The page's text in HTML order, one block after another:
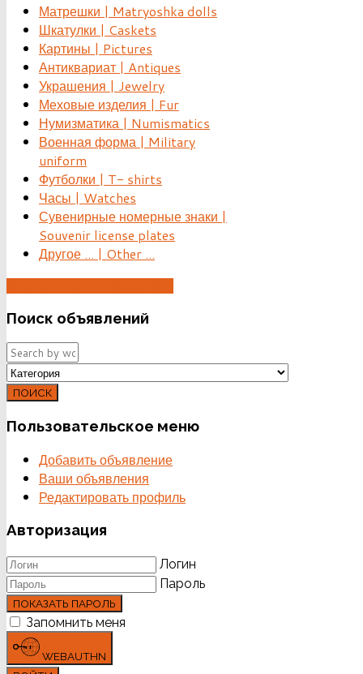
Матрешки | Matryoshka dolls
Шкатулки | Caskets
Картины | Pictures
Антиквариат | Antiques
Украшения | Jewelry
Меховые изделия | Fur
Нумизматика | Numismatics
Военная форма | Military
uniform
Футболки | T- shirts
Часы | Watches
Сувенирные номерные знаки |
Souvenir license plates
Другое ... | Other ...
Поиск объявлений
ПОИСК
Пользовательское меню
Добавить объявление
Ваши объявления
Редактировать профиль
Авторизация
Логин
Пароль
ПОКАЗАТЬ ПАРОЛЬ
Запомнить меня
WEBAUTHN